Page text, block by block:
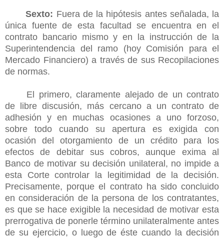
Sexto: Fuera de la hipótesis antes señalada, la
única fuente de esta facultad se encuentra en el
contrato bancario mismo y en la instrucción de la
Superintendencia del ramo (hoy Comisión para el
Mercado Financiero) a través de sus Recopilaciones
de normas.
El primero, claramente alejado de un contrato
de libre discusión, más cercano a un contrato de
adhesión y en muchas ocasiones a uno forzoso,
sobre todo cuando su apertura es exigida con
ocasión del otorgamiento de un crédito para los
efectos de debitar sus cobros, aunque exima al
Banco de motivar su decisión unilateral, no impide a
esta Corte controlar la legitimidad de la decisión.
Precisamente, porque el contrato ha sido concluido
en consideración de la persona de los contratantes,
es que se hace exigible la necesidad de motivar esta
prerrogativa de ponerle término unilateralmente antes
de su ejercicio, o luego de éste cuando la decisión